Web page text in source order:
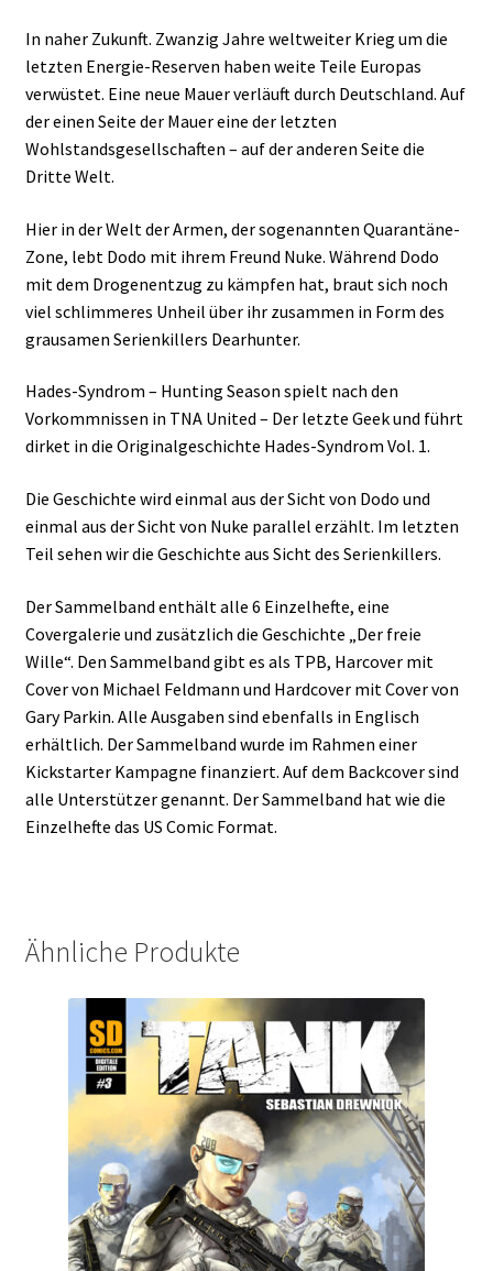
In naher Zukunft. Zwanzig Jahre weltweiter Krieg um die
letzten Energie-Reserven haben weite Teile Europas
verwüstet. Eine neue Mauer verläuft durch Deutschland. Auf
der einen Seite der Mauer eine der letzten
Wohlstandsgesellschaften – auf der anderen Seite die
Dritte Welt.
Hier in der Welt der Armen, der sogenannten Quarantäne-
Zone, lebt Dodo mit ihrem Freund Nuke. Während Dodo
mit dem Drogenentzug zu kämpfen hat, braut sich noch
viel schlimmeres Unheil über ihr zusammen in Form des
grausamen Serienkillers Dearhunter.
Hades-Syndrom – Hunting Season spielt nach den
Vorkommnissen in TNA United – Der letzte Geek und führt
dirket in die Originalgeschichte Hades-Syndrom Vol. 1.
Die Geschichte wird einmal aus der Sicht von Dodo und
einmal aus der Sicht von Nuke parallel erzählt. Im letzten
Teil sehen wir die Geschichte aus Sicht des Serienkillers.
Der Sammelband enthält alle 6 Einzelhefte, eine
Covergalerie und zusätzlich die Geschichte „Der freie
Wille“. Den Sammelband gibt es als TPB, Harcover mit
Cover von Michael Feldmann und Hardcover mit Cover von
Gary Parkin. Alle Ausgaben sind ebenfalls in Englisch
erhältlich. Der Sammelband wurde im Rahmen einer
Kickstarter Kampagne finanziert. Auf dem Backcover sind
alle Unterstützer genannt. Der Sammelband hat wie die
Einzelhefte das US Comic Format.
Ähnliche Produkte